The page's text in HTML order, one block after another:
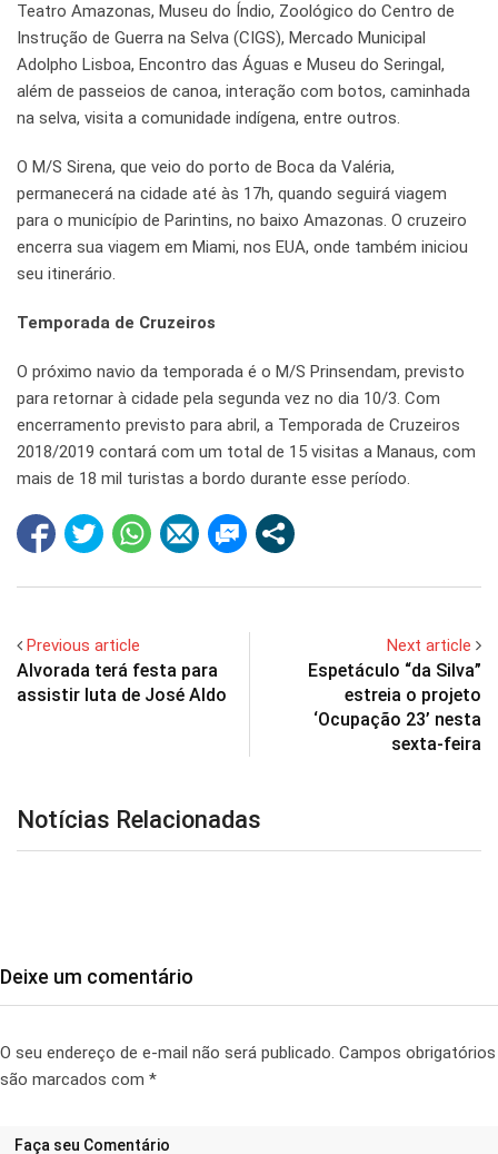
Teatro Amazonas, Museu do Índio, Zoológico do Centro de
Instrução de Guerra na Selva (CIGS), Mercado Municipal
Adolpho Lisboa, Encontro das Águas e Museu do Seringal,
além de passeios de canoa, interação com botos, caminhada
na selva, visita a comunidade indígena, entre outros.
O M/S Sirena, que veio do porto de Boca da Valéria,
permanecerá na cidade até às 17h, quando seguirá viagem
para o município de Parintins, no baixo Amazonas. O cruzeiro
encerra sua viagem em Miami, nos EUA, onde também iniciou
seu itinerário.
Temporada de Cruzeiros
O próximo navio da temporada é o M/S Prinsendam, previsto
para retornar à cidade pela segunda vez no dia 10/3. Com
encerramento previsto para abril, a Temporada de Cruzeiros
2018/2019 contará com um total de 15 visitas a Manaus, com
mais de 18 mil turistas a bordo durante esse período.
Previous article
Alvorada terá festa para
assistir luta de José Aldo
Next article
Espetáculo “da Silva”
estreia o projeto
‘Ocupação 23’ nesta
sexta-feira
Notícias Relacionadas
Deixe um comentário
O seu endereço de e-mail não será publicado. Campos obrigatórios
são marcados com *